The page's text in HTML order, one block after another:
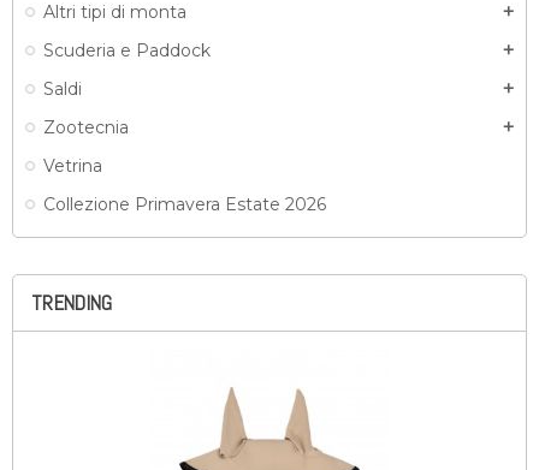
Altri tipi di monta add
Scuderia e Paddock add
Saldi add
Zootecnia add
Vetrina
Collezione Primavera Estate 2026
TRENDING